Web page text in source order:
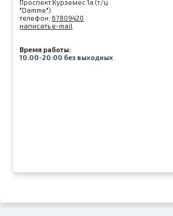
Проспект Курземес 1а (т/ц
"Damme")
телефон: 67809420
написать e-mail
Время работы:
10:00-20:00 без выходных